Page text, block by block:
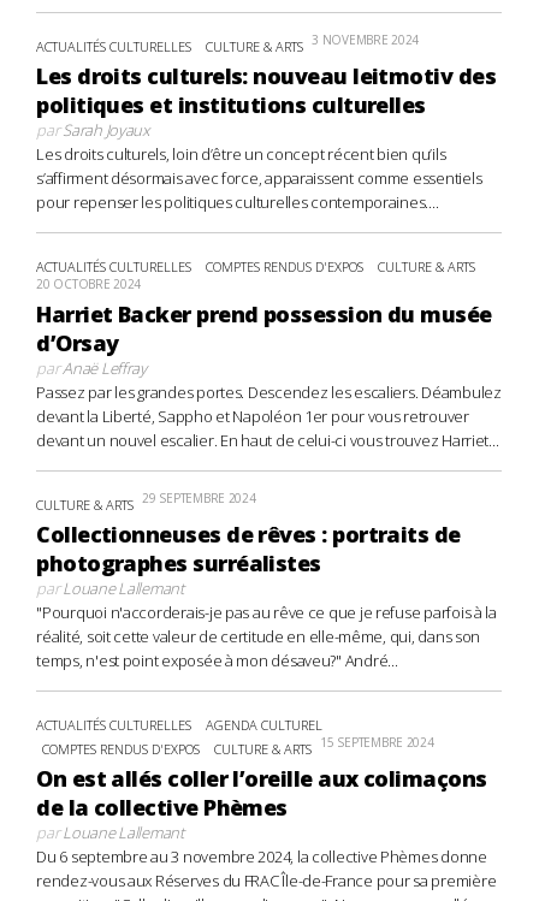
ACTUALITÉS CULTURELLES CULTURE & ARTS 3 NOVEMBRE 2024
Les droits culturels: nouveau leitmotiv des
politiques et institutions culturelles
parSarah Joyaux
Les droits culturels, loin d’être un concept récent bien qu’ils
s’affirment désormais avec force, apparaissent comme essentiels
pour repenser les politiques culturelles contemporaines....
ACTUALITÉS CULTURELLES COMPTES RENDUS D'EXPOS CULTURE & ARTS
20 OCTOBRE 2024
Harriet Backer prend possession du musée
d’Orsay
parAnaë Leffray
Passez par les grandes portes. Descendez les escaliers. Déambulez
devant la Liberté, Sappho et Napoléon 1er pour vous retrouver
devant un nouvel escalier. En haut de celui-ci vous trouvez Harriet...
CULTURE & ARTS 29 SEPTEMBRE 2024
Collectionneuses de rêves : portraits de
photographes surréalistes
parLouane Lallemant
"Pourquoi n'accorderais-je pas au rêve ce que je refuse parfois à la
réalité, soit cette valeur de certitude en elle-même, qui, dans son
temps, n'est point exposée à mon désaveu?" André...
ACTUALITÉS CULTURELLES
AGENDA CULTUREL
COMPTES RENDUS D'EXPOS
CULTURE & ARTS 15 SEPTEMBRE 2024
On est allés coller l’oreille aux colimaçons
de la collective Phèmes
parLouane Lallemant
Du 6 septembre au 3 novembre 2024, la collective Phèmes donne
rendez-vous aux Réserves du FRAC Île-de-France pour sa première